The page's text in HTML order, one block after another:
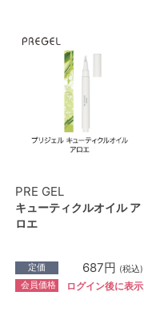
PRE GEL
キューティクルオイル ア
ロエ
定価 687円 (税込)
会員価格 ログイン後に表示